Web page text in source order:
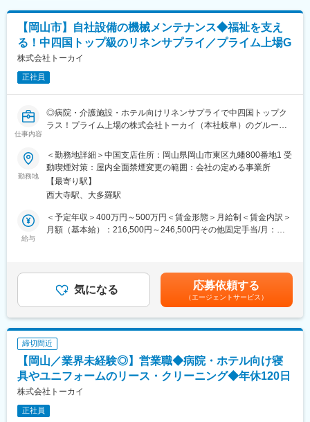
【岡山市】自社設備の機械メンテナンス◆福祉を支え
る！中四国トップ級のリネンサプライ／プライム上場G
株式会社トーカイ
正社員
仕事内容
◎病院・介護施設・ホテル向けリネンサプライで中四国トップク
ラス！プライム上場の株式会社トーカイ（本社岐阜）のグループ
る設備保全ポジション
◎保全手当・資格手当など待遇も充実。「機械いじりが好き」
が、地域の福祉・医療・観光を支えるやりがいにつながる
■業務内容：
工場で稼働している機械やシステムの整備に関わるお仕事です。
■業務詳細：
調整を担当します。計画保全というより、稼働状況や歩留まりを
見ながら必要なタイミングで保守・保全を行う位置づけの業務で
名・メンテ課長1名・事務サポート1名の計3名体制の組織に所属
します。工場長の上位組織に属し、現場との連携を取りながら業
務を進めます。
■働き方について：
勤務地
＜勤務地詳細＞中国支店住所：岡山県岡山市東区九蟠800番地1 受
動喫煙対策：屋内全面禁煙変更の範囲：会社の定める事業所
【最寄り駅】
西大寺駅、大多羅駅
給与
＜予定年収＞400万円～500万円＜賃金形態＞月給制＜賃金内訳＞
月額（基本給）：216,500円～246,500円その他固定手当/月：
実績：計4.48ヶ月分※昇給・賞与は業績・評価により変動します。
賃金はあくまでも目安の金額であり、選考を通じて上下する可能
性があります。月給(月額)は固定手当を含めた表記です。
気になる 応募依頼する
（エージェントサービス）
締切間近
【岡山／業界未経験◎】営業職◆病院・ホテル向け寝
具やユニフォームのリース・クリーニング◆年休120日
株式会社トーカイ
正社員